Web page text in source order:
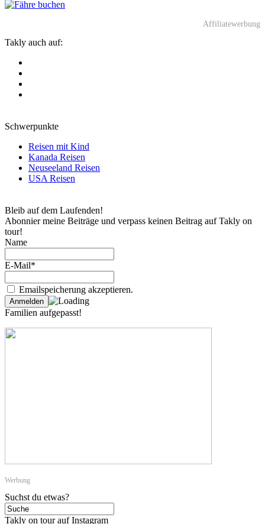
Affiliatewerbung
Takly auch auf:
Schwerpunkte
Reisen mit Kind
Kanada Reisen
Neuseeland Reisen
USA Reisen
Bleib auf dem Laufenden!
Abonnier meine Beiträge und verpass keinen Beitrag auf Takly on
tour!
Name
E-Mail*
Emailspeicherung akzeptieren.
Familien aufgepasst!
Werbung
Suchst du etwas?
Takly on tour auf Instagram